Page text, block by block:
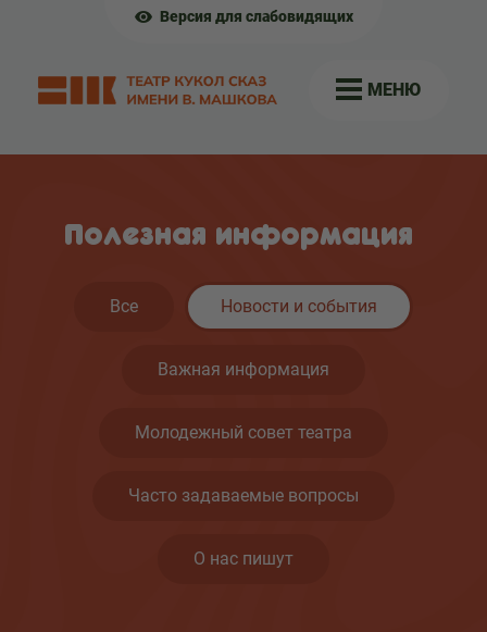
Версия для слабовидящих
МЕНЮ
Полезная информация
Все Новости и события
Важная информация
Молодежный совет театра
Часто задаваемые вопросы
О нас пишут